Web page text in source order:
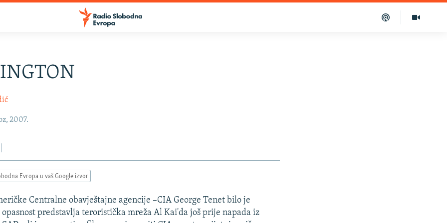
2007.
Evropa u vaš Google izvor
Centralne obavještajne agencije –CIA George Tenet bilo je
predstavlja teroristička mreža Al Kai'da još prije napada iz